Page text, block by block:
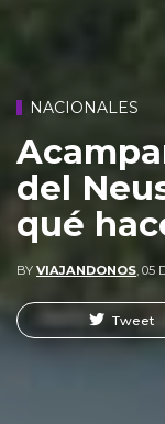
NACIONALES
del
qué
BY VIAJANDONOS 05
Tweet